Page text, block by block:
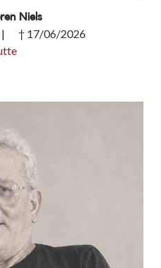
Niels
† 17/06/2026